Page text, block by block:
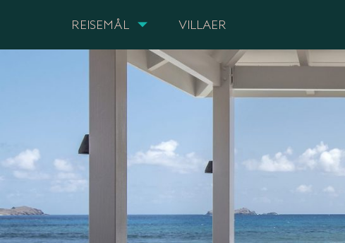
REISEMÅL VILLAER